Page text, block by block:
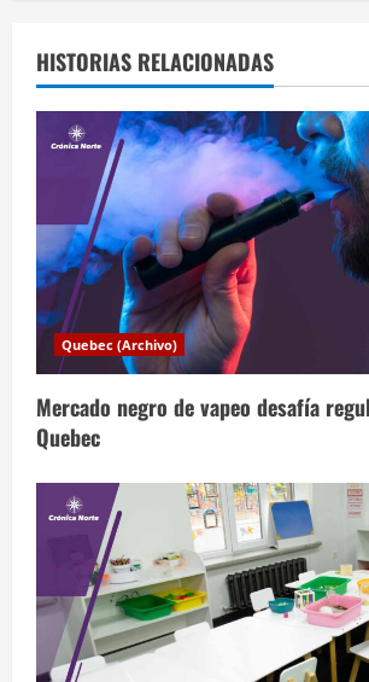
a
c
ó
n
d
e
e
n
a
HISTORIAS RELACIONADAS
Quebec (Archivo)
Mercado negro de vapeo desafía
Quebec